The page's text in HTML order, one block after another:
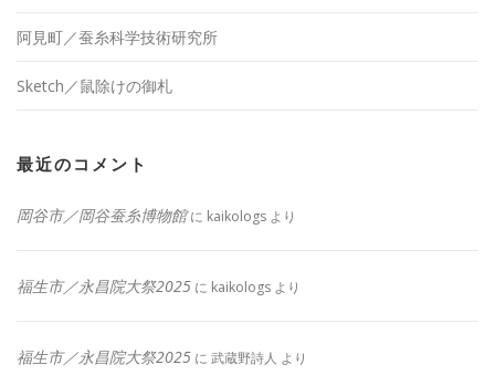
阿見町／蚕糸科学技術研究所
Sketch／鼠除けの御札
最近のコメント
岡谷市／岡谷蚕糸博物館に kaikologs より
福生市／永昌院大祭2025 に kaikologs より
福生市／永昌院大祭2025 に 武蔵野詩人 より